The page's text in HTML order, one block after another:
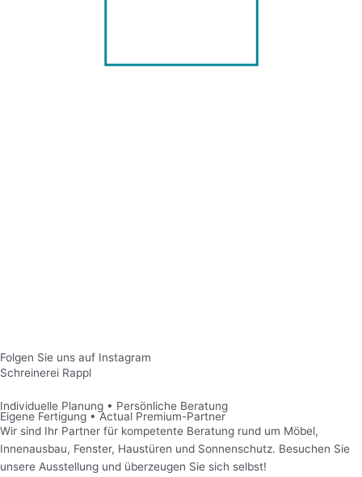
Folgen Sie uns auf Instagram
Schreinerei Rappl
Individuelle Planung • Persönliche Beratung
Eigene Fertigung • Actual Premium-Partner
Wir sind Ihr Partner für kompetente Beratung rund um Möbel,
Innenausbau, Fenster, Haustüren und Sonnenschutz. Besuchen Sie
unsere Ausstellung und überzeugen Sie sich selbst!